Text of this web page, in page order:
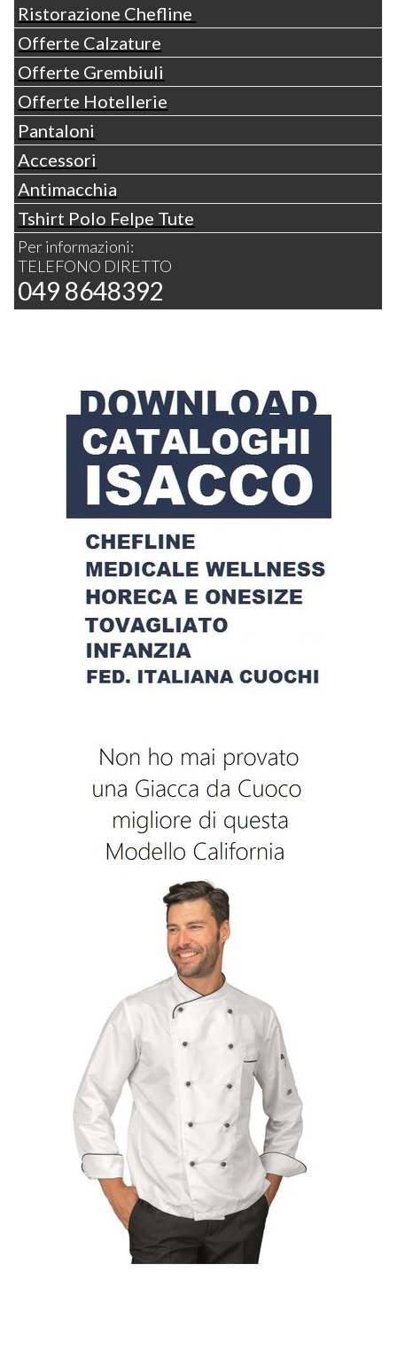
Ristorazione Chefline
Offerte Calzature
Offerte Grembiuli
Offerte Hotellerie
Pantaloni
Accessori
Antimacchia
Tshirt Polo Felpe Tute
Per informazioni:
TELEFONO DIRETTO
049 8648392